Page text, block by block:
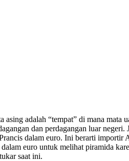
asing adalah “tempat” di mana
dan perdagangan luar
dalam euro. Ini berarti
euro untuk melihat piramida
saat ini.